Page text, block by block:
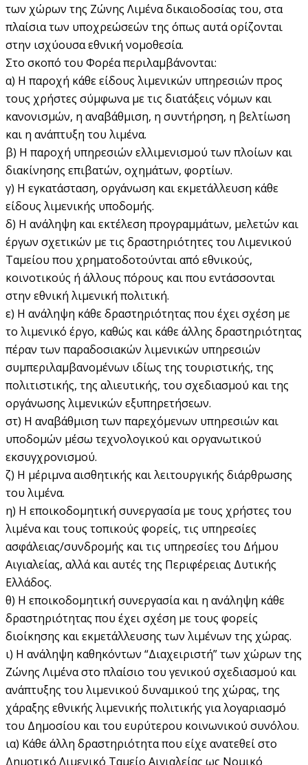
των χώρων της Ζώνης Λιμένα δικαιοδοσίας του, στα
πλαίσια των υποχρεώσεών της όπως αυτά ορίζονται
στην ισχύουσα εθνική νομοθεσία.
Στο σκοπό του Φορέα περιλαμβάνονται:
α) Η παροχή κάθε είδους λιμενικών υπηρεσιών προς
τους χρήστες σύμφωνα με τις διατάξεις νόμων και
κανονισμών, η αναβάθμιση, η συντήρηση, η βελτίωση
και η ανάπτυξη του λιμένα.
β) Η παροχή υπηρεσιών ελλιμενισμού των πλοίων και
διακίνησης επιβατών, οχημάτων, φορτίων.
γ) Η εγκατάσταση, οργάνωση και εκμετάλλευση κάθε
είδους λιμενικής υποδομής.
δ) Η ανάληψη και εκτέλεση προγραμμάτων, μελετών και
έργων σχετικών με τις δραστηριότητες του Λιμενικού
Ταμείου που χρηματοδοτούνται από εθνικούς,
κοινοτικούς ή άλλους πόρους και που εντάσσονται
στην εθνική λιμενική πολιτική.
ε) Η ανάληψη κάθε δραστηριότητας που έχει σχέση με
το λιμενικό έργο, καθώς και κάθε άλλης δραστηριότητας
πέραν των παραδοσιακών λιμενικών υπηρεσιών
συμπεριλαμβανομένων ιδίως της τουριστικής, της
πολιτιστικής, της αλιευτικής, του σχεδιασμού και της
οργάνωσης λιμενικών εξυπηρετήσεων.
στ) Η αναβάθμιση των παρεχόμενων υπηρεσιών και
υποδομών μέσω τεχνολογικού και οργανωτικού
εκσυγχρονισμού.
ζ) Η μέριμνα αισθητικής και λειτουργικής διάρθρωσης
του λιμένα.
η) Η εποικοδομητική συνεργασία με τους χρήστες του
λιμένα και τους τοπικούς φορείς, τις υπηρεσίες
ασφάλειας/συνδρομής και τις υπηρεσίες του Δήμου
Αιγιαλείας, αλλά και αυτές της Περιφέρειας Δυτικής
Ελλάδος.
θ) Η εποικοδομητική συνεργασία και η ανάληψη κάθε
δραστηριότητας που έχει σχέση με τους φορείς
διοίκησης και εκμετάλλευσης των λιμένων της χώρας.
ι) Η ανάληψη καθηκόντων “Διαχειριστή” των χώρων της
Ζώνης Λιμένα στο πλαίσιο του γενικού σχεδιασμού και
ανάπτυξης του λιμενικού δυναμικού της χώρας, της
χάραξης εθνικής λιμενικής πολιτικής για λογαριασμό
του Δημοσίου και του ευρύτερου κοινωνικού συνόλου.
ια) Κάθε άλλη δραστηριότητα που είχε ανατεθεί στο
Δημοτικό Λιμενικό Ταμείο Αιγιαλείας ως Νομικό